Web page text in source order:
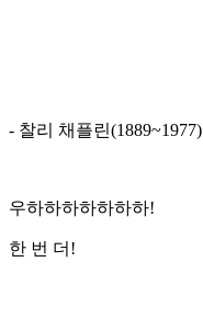
- 찰리 채플린(1889~1977)
우하하하하하하하!
한 번 더!